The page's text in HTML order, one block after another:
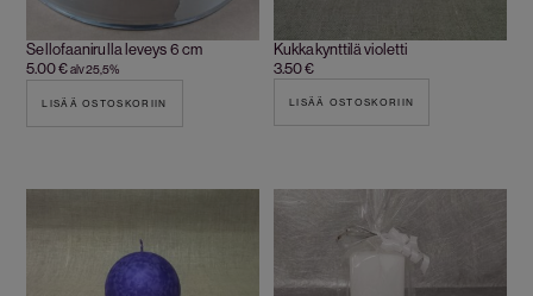
Sellofaanirulla leveys 6 cm
5.00€alv 25,5%
LISÄÄ OSTOSKORIIN
Kukkakynttilä violetti
3.50€
LISÄÄ OSTOSKORIIN